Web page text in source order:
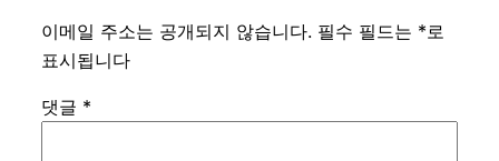
이메일 주소는 공개되지 않습니다. 필수 필드는 *로
표시됩니다
댓글 *